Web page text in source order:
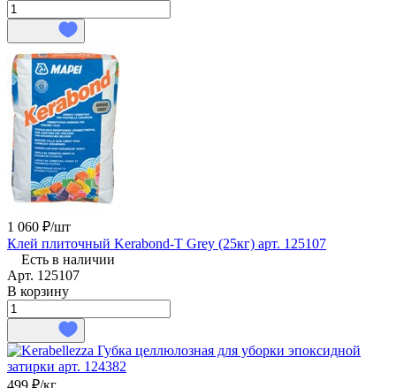
1 060 ₽/шт
Клей плиточный Kerabond-T Grey (25кг) арт. 125107
Есть в наличии
Арт. 125107
В корзину
499 ₽/кг